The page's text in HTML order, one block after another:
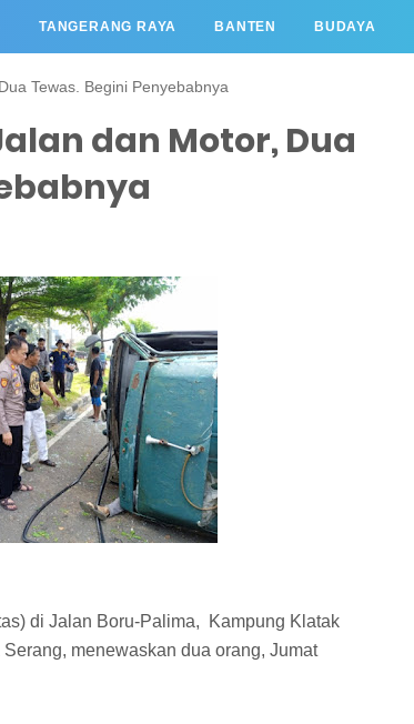
TANGERANG RAYA BANTEN BUDAYA
Tewas. Begini Penyebabnya
dan Motor, Dua
di Jalan Boru-Palima, Kampung Klatak
menewaskan dua orang, Jumat